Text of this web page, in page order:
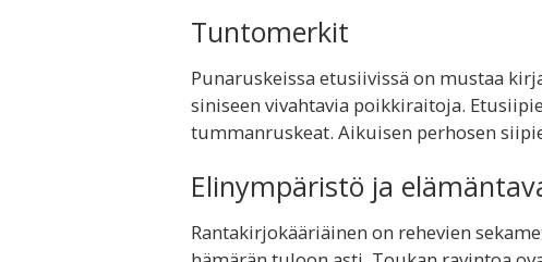
Tuntomerkit
Punaruskeissa etusiivissä on mustaa
siniseen vivahtavia poikkiraitoja.
tummanruskeat. Aikuisen perhosen
Elinympäristö ja
Rantakirjokääriäinen on rehevien